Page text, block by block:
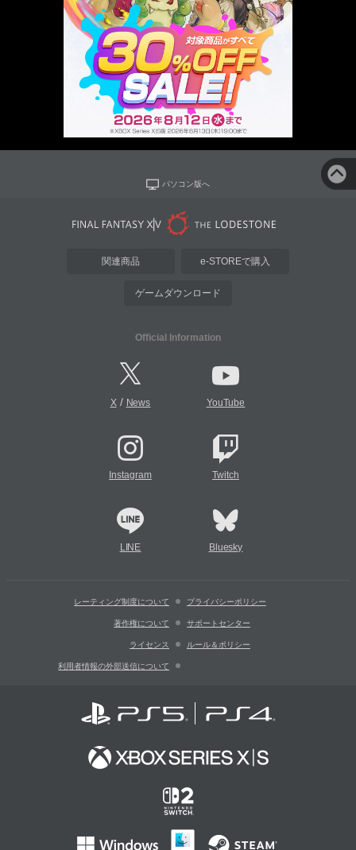
パソコン版へ
関連商品 e-STOREで購入
ゲームダウンロード
Official Information
X/ News YouTube
Instagram Twitch
LINE Bluesky
レーティング制度について プライバシーポリシー
著作権について サポートセンター
ライセンス ルール＆ポリシー
利用者情報の外部送信について